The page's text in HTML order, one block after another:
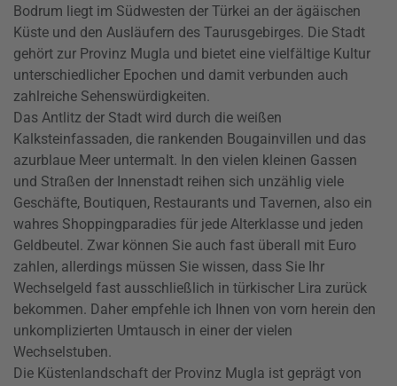
Bodrum liegt im Südwesten der Türkei an der ägäischen
Küste und den Ausläufern des Taurusgebirges. Die Stadt
gehört zur Provinz Mugla und bietet eine vielfältige Kultur
unterschiedlicher Epochen und damit verbunden auch
zahlreiche Sehenswürdigkeiten.
Das Antlitz der Stadt wird durch die weißen
Kalksteinfassaden, die rankenden Bougainvillen und das
azurblaue Meer untermalt. In den vielen kleinen Gassen
und Straßen der Innenstadt reihen sich unzählig viele
Geschäfte, Boutiquen, Restaurants und Tavernen, also ein
wahres Shoppingparadies für jede Alterklasse und jeden
Geldbeutel. Zwar können Sie auch fast überall mit Euro
zahlen, allerdings müssen Sie wissen, dass Sie Ihr
Wechselgeld fast ausschließlich in türkischer Lira zurück
bekommen. Daher empfehle ich Ihnen von vorn herein den
unkomplizierten Umtausch in einer der vielen
Wechselstuben.
Die Küstenlandschaft der Provinz Mugla ist geprägt von